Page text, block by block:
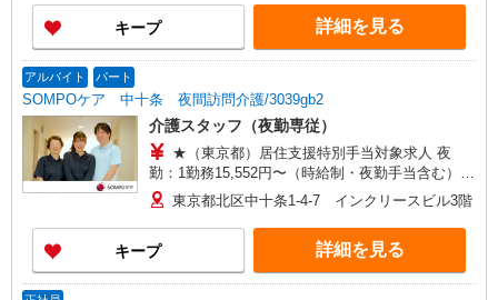
キープ 詳細を見る
アルバイト パート
SOMPOケア 中十条 夜間訪問介護/3039gb2
介護スタッフ（夜勤専従）
★（東京都）居住支援特別手当対象求人 夜
勤：1勤務15,552円〜（時給制・夜勤手当含む）
時給：1,444円 ◎週20時間以上勤務（社保加入
者）の場合は時給：1,494円 ※居住支援特別手当
は勤続5年目までの方はさらに時給＋50円（再入社
者は除く）
東京都北区中十条1-4-7 インクリースビル3階
キープ 詳細を見る